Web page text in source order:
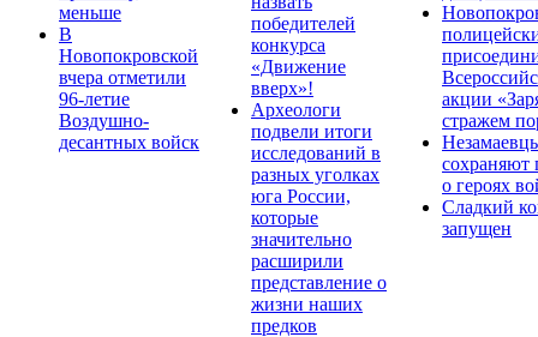
меньше
В
Новопокровской
вчера отметили
96-летие
Воздушно-
десантных войск
победителей
конкурса
«Движение
вверх»!
Археологи
подвели итоги
исследований в
разных уголках
юга России,
которые
значительно
расширили
представление о
жизни наших
предков
акции
стражем
сохраняют
о героях
Сладкий
запущен